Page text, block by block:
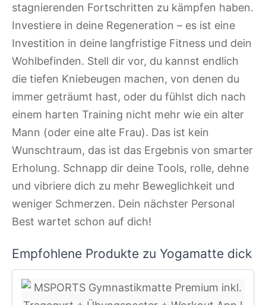
stagnierenden Fortschritten zu kämpfen haben.
Investiere in deine Regeneration – es ist eine
Investition in deine langfristige Fitness und dein
Wohlbefinden. Stell dir vor, du kannst endlich
die tiefen Kniebeugen machen, von denen du
immer geträumt hast, oder du fühlst dich nach
einem harten Training nicht mehr wie ein alter
Mann (oder eine alte Frau). Das ist kein
Wunschtraum, das ist das Ergebnis von smarter
Erholung. Schnapp dir deine Tools, rolle, dehne
und vibriere dich zu mehr Beweglichkeit und
weniger Schmerzen. Dein nächster Personal
Best wartet schon auf dich!
Empfohlene Produkte zu Yogamatte dick